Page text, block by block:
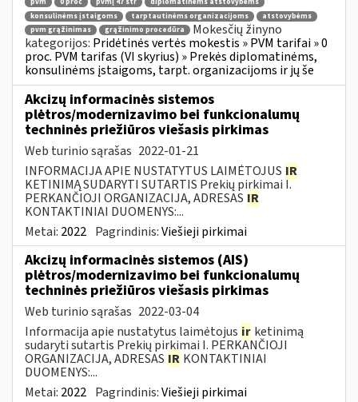
pvm 0 proc pvmį 47 str
diplomatinėms atstovybėms
konsulinėms įstaigoms
tarptautinėms organizacijoms
atstovybėms
pvm grąžinimas
grąžinimo procedūra
Mokesčių žinyno
kategorijos: Pridėtinės vertės mokestis » PVM tarifai » 0
proc. PVM tarifas (VI skyrius) » Prekės diplomatinėms,
konsulinėms įstaigoms, tarpt. organizacijoms ir jų še
Akcizų informacinės sistemos
plėtros/modernizavimo bei funkcionalumų
techninės priežiūros viešasis pirkimas
Web turinio sąrašas 2022-01-21
INFORMACIJA APIE NUSTATYTUS LAIMĖTOJUS IR
KETINIMĄ SUDARYTI SUTARTIS Prekių pirkimai I.
PERKANČIOJI ORGANIZACIJA, ADRESAS IR
KONTAKTINIAI DUOMENYS:...
Metai: 2022 Pagrindinis:Viešieji pirkimai
Akcizų informacinės sistemos (AIS)
plėtros/modernizavimo bei funkcionalumų
techninės priežiūros viešasis pirkimas
Web turinio sąrašas 2022-03-04
Informacija apie nustatytus laimėtojus ir ketinimą
sudaryti sutartis Prekių pirkimai I. PERKANČIOJI
ORGANIZACIJA, ADRESAS IR KONTAKTINIAI
DUOMENYS:...
Metai: 2022 Pagrindinis:Viešieji pirkimai